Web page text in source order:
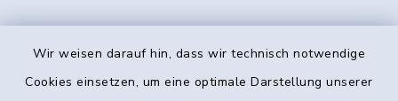
Wir weisen darauf hin, dass wir technisch notwendige
Cookies einsetzen, um eine optimale Darstellung unserer
Kontakt